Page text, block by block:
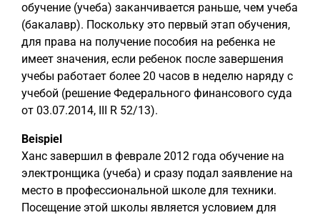
обучение (учеба) заканчивается раньше, чем учеба
(бакалавр). Поскольку это первый этап обучения,
для права на получение пособия на ребенка не
имеет значения, если ребенок после завершения
учебы работает более 20 часов в неделю наряду с
учебой (решение Федерального финансового суда
от 03.07.2014, III R 52/13).
Beispiel
Ханс завершил в феврале 2012 года обучение на
электронщика (учеба) и сразу подал заявление на
место в профессиональной школе для техники.
Посещение этой школы является условием для